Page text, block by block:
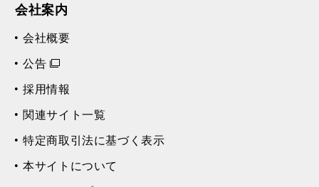
会社案内
会社概要
公告
採用情報
関連サイト一覧
特定商取引法に基づく表示
本サイトについて